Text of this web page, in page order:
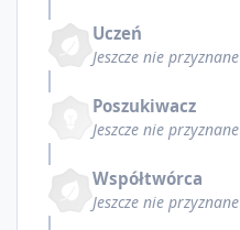
Uczeń
Jeszcze nie przyznane
Poszukiwacz
Jeszcze nie przyznane
Współtwórca
Jeszcze nie przyznane